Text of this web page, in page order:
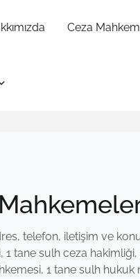
Ceza
telefon, iletişim ve
tane sulh ceza
1 tane sulh